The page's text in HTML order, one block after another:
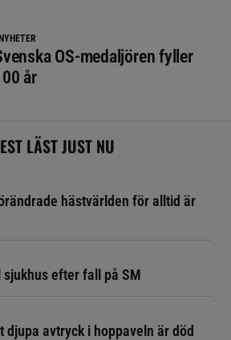
OS-medaljören fyller
år
LÄST JUST NU
hästvärlden för alltid är
efter fall på SM
djupa avtryck i hoppaveln är död